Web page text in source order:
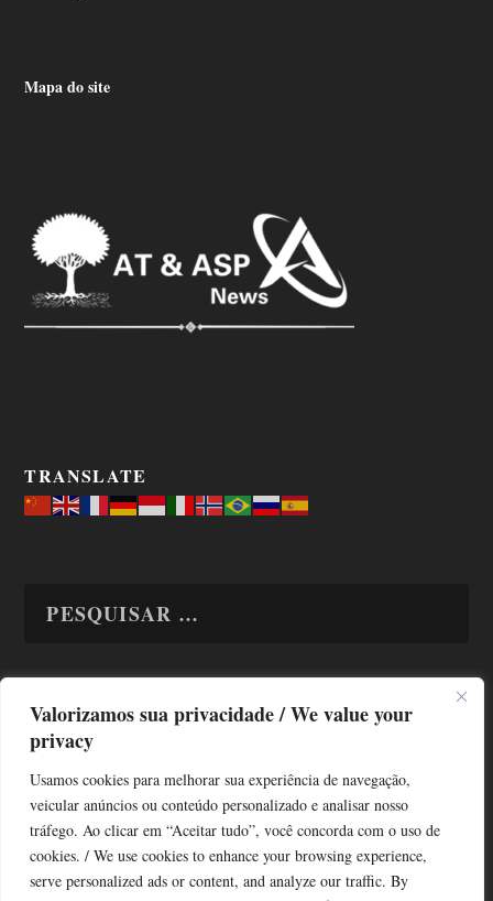
Valorizamos sua privacidade / We value your
privacy
Usamos cookies para melhorar sua experiência de navegação,
veicular anúncios ou conteúdo personalizado e analisar nosso
tráfego. Ao clicar em “Aceitar tudo”, você concorda com o uso de
cookies. / We use cookies to enhance your browsing experience,
serve personalized ads or content, and analyze our traffic. By
Mapa do site
TRANSLATE
TODAS OS ASSUNTOS